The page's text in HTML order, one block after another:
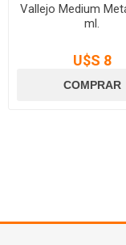
Vallejo Medium
ml.
U$S 8